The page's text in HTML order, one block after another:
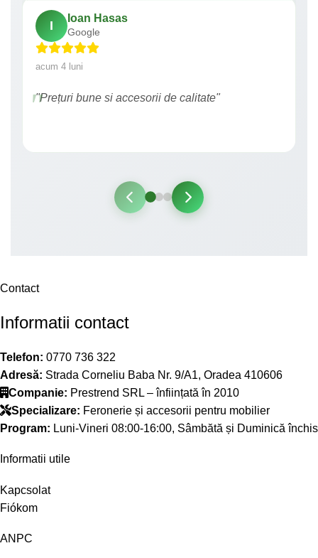
I
Ioan Hasas
Google
acum 4 luni
"Prețuri bune si accesorii de calitate"
Contact
Informatii contact
Telefon: 0770 736 322
Adresă: Strada Corneliu Baba Nr. 9/A1, Oradea 410606
Companie: Prestrend SRL – înființată în 2010
Specializare: Feronerie și accesorii pentru mobilier
Program: Luni-Vineri 08:00-16:00, Sâmbătă și Duminică închis
Informatii utile
Kapcsolat
Fiókom
ANPC